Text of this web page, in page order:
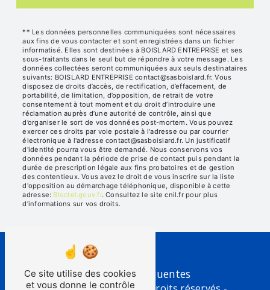
** Les données personnelles communiquées sont nécessaires
aux fins de vous contacter et sont enregistrées dans un fichier
informatisé. Elles sont destinées à BOISLARD ENTREPRISE et ses
sous-traitants dans le seul but de répondre à votre message. Les
données collectées seront communiquées aux seuls destinataires
suivants: BOISLARD ENTREPRISE contact@sasboislard.fr. Vous
disposez de droits d’accès, de rectification, d’effacement, de
portabilité, de limitation, d’opposition, de retrait de votre
consentement à tout moment et du droit d’introduire une
réclamation auprès d’une autorité de contrôle, ainsi que
d’organiser le sort de vos données post-mortem. Vous pouvez
exercer ces droits par voie postale à l'adresse ou par courrier
électronique à l'adresse contact@sasboislard.fr. Un justificatif
d'identité pourra vous être demandé. Nous conservons vos
données pendant la période de prise de contact puis pendant la
durée de prescription légale aux fins probatoires et de gestion
des contentieux. Vous avez le droit de vous inscrire sur la liste
d'opposition au démarchage téléphonique, disponible à cette
adresse:
Bloctel.gouv.fr. Consultez le site cnil.fr pour plus
d’informations sur vos droits.
Recherches fréquentes
Ce site utilise des cookies
et vous donne le contrôle